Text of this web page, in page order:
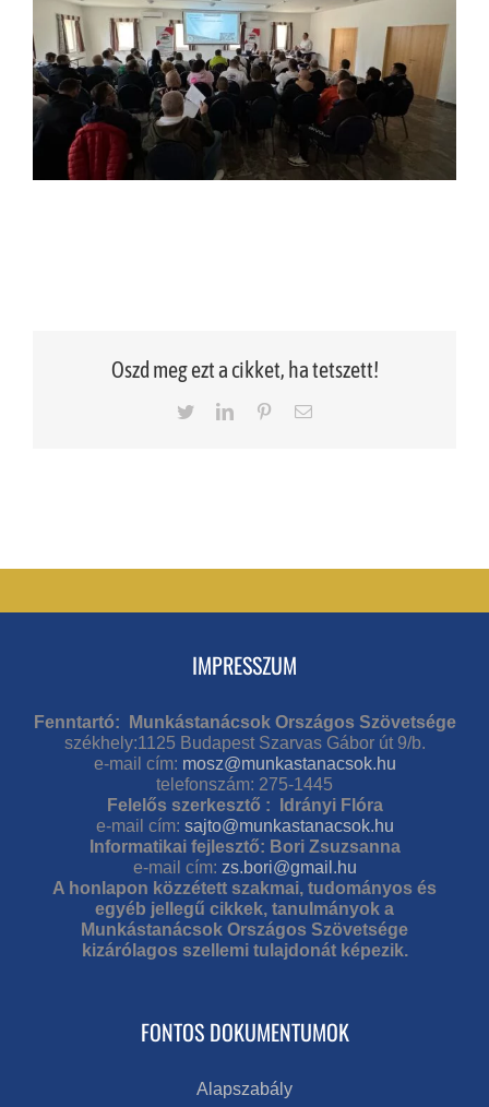
Oszd meg ezt a cikket, ha tetszett!
TwitterLinkedInPinterestEmail
IMPRESSZUM
Fenntartó: Munkástanácsok Országos Szövetsége
székhely:1125 Budapest Szarvas Gábor út 9/b.
e-mail cím: mosz@munkastanacsok.hu
telefonszám: 275-1445
Felelős szerkesztő : Idrányi Flóra
e-mail cím: sajto@munkastanacsok.hu
Informatikai fejlesztő: Bori Zsuzsanna
e-mail cím: zs.bori@gmail.hu
A honlapon közzétett szakmai, tudományos és
egyéb jellegű cikkek, tanulmányok a
Munkástanácsok Országos Szövetsége
kizárólagos szellemi tulajdonát képezik.
FONTOS DOKUMENTUMOK
Alapszabály